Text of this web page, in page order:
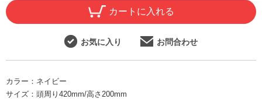
カートに入れる
お気に入り お問合わせ
カラー： ネイビー
サイズ： 頭周り420mm/高さ200mm